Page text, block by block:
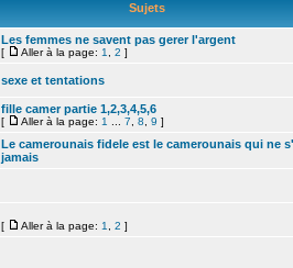
Sujets
Les femmes ne savent pas gerer l'argent
[ Aller à la page: 1 2 ]
sexe et tentations
fille camer partie 1,2,3,4,5,6
[ Aller à la page: 1 7 8 9 ]
Le camerounais fidele est le camerounais qui ne
jamais
[ Aller à la page: 1 2 ]